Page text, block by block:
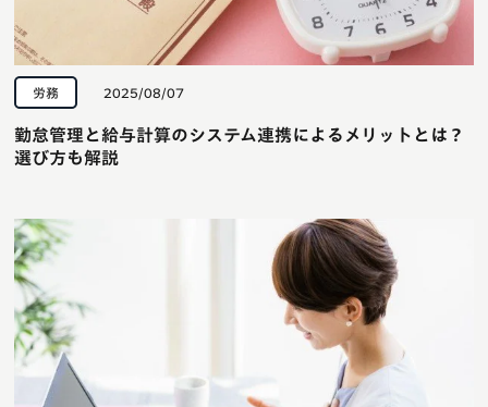
労務 2025/08/07
勤怠管理と給与計算のシステム連携によるメリットとは？
選び方も解説